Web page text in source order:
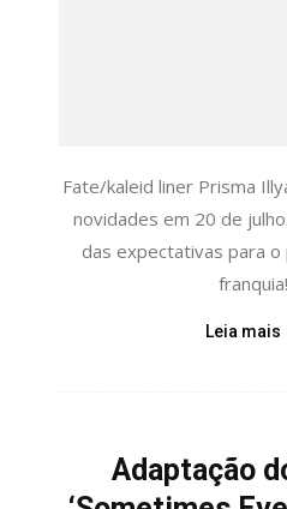
Fate/kaleid liner Prisma
novidades em 20 de
das expectativas para
franquia!
Leia mais
Adaptação